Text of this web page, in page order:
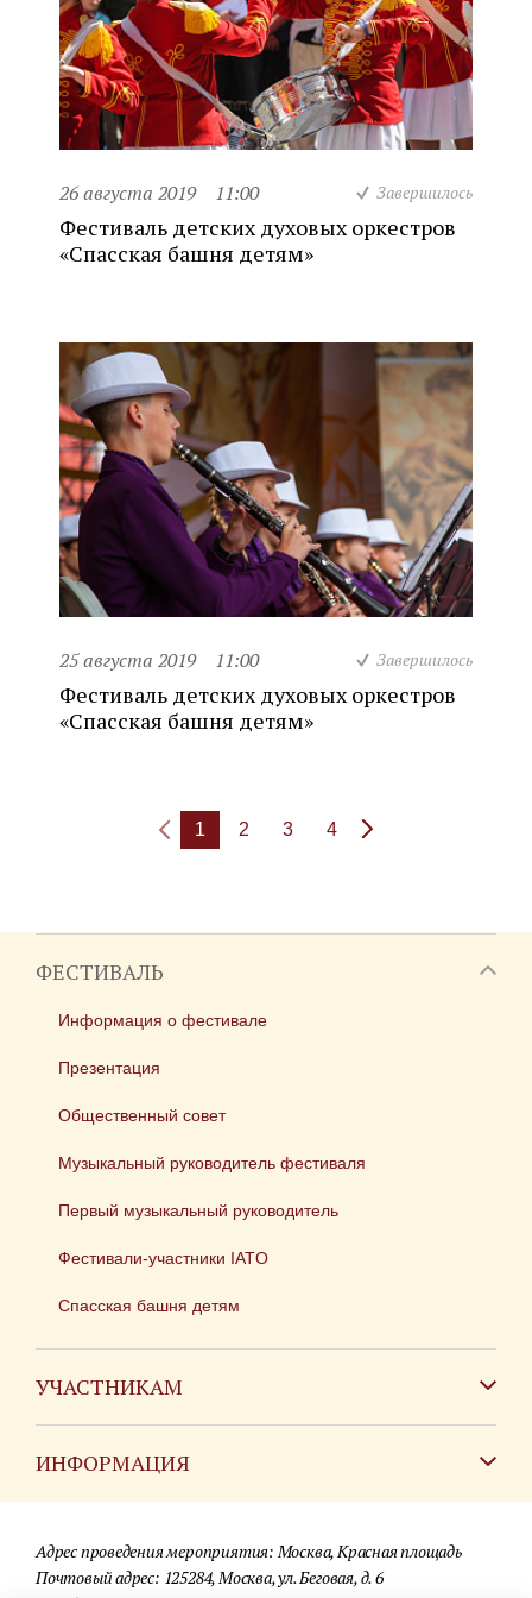
26 августа 2019 11:00 Завершилось
Фестиваль детских духовых оркестров
«Спасская башня детям»
25 августа 2019 11:00 Завершилось
Фестиваль детских духовых оркестров
«Спасская башня детям»
1 2 3 4
ФЕСТИВАЛЬ
Информация о фестивале
Презентация
Общественный совет
Музыкальный руководитель фестиваля
Первый музыкальный руководитель
Фестивали-участники IATO
Спасская башня детям
УЧАСТНИКАМ
ИНФОРМАЦИЯ
Для СМИ
Адрес проведения мероприятия: Москва, Красная площадь
Почтовый адрес: 125284, Москва, ул. Беговая, д. 6